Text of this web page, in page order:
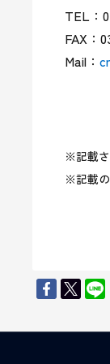
TEL：
FAX：
Mail：
※記載さ
※記載の